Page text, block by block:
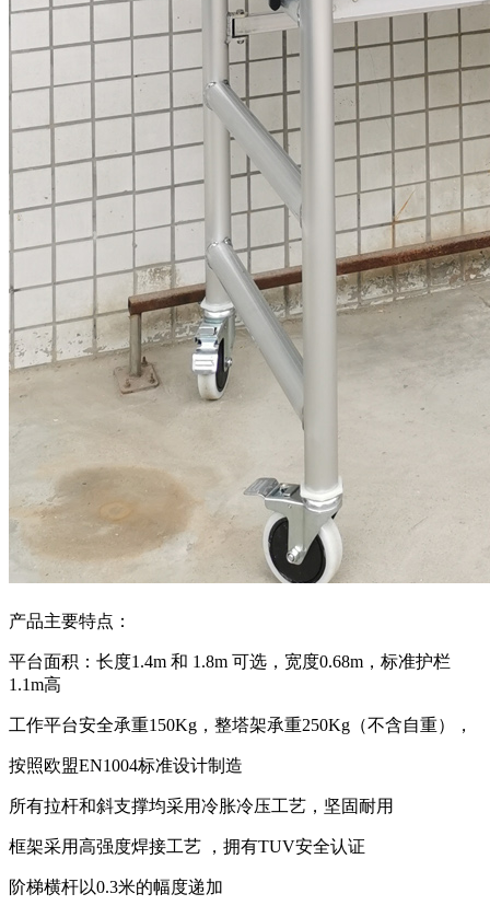
产品主要特点：
平台面积：长度1.4m 和 1.8m 可选，宽度0.68m，标准护栏
1.1m高
工作平台安全承重150Kg，整塔架承重250Kg（不含自重），
按照欧盟EN1004标准设计制造
所有拉杆和斜支撑均采用冷胀冷压工艺，坚固耐用
框架采用高强度焊接工艺 ，拥有TUV安全认证
阶梯横杆以0.3米的幅度递加